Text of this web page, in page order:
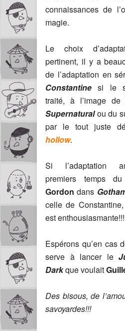
connaissances de
magie.
Le choix
pertinent, il y a
de l’adaptation en
Constantine si le
traité, à l’image
Supernaturalou du
par le tout juste
hollow.
Si l’adaptation
premiers temps
Gordon dans
celle de
est
Espérons qu’en cas
serve à lancer le
Darkque voulait
Des bisous, de
savoyardes!!!